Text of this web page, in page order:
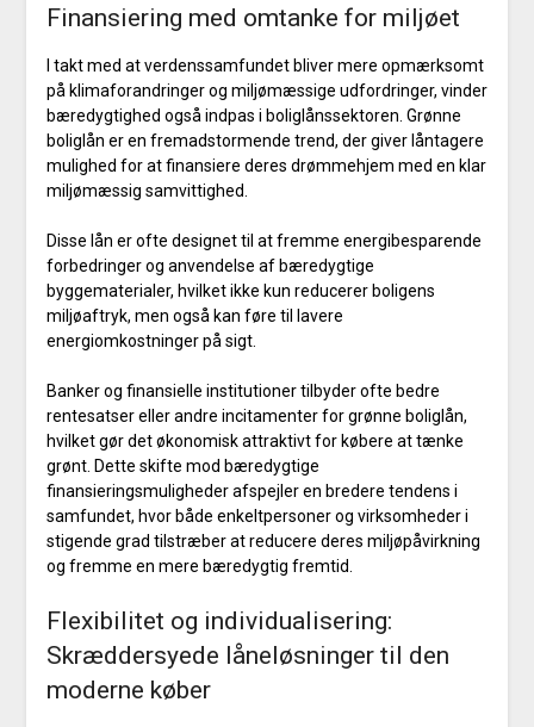
Finansiering med omtanke for miljøet
I takt med at verdenssamfundet bliver mere opmærksomt
på klimaforandringer og miljømæssige udfordringer, vinder
bæredygtighed også indpas i boliglånssektoren. Grønne
boliglån er en fremadstormende trend, der giver låntagere
mulighed for at finansiere deres drømmehjem med en klar
miljømæssig samvittighed.
Disse lån er ofte designet til at fremme energibesparende
forbedringer og anvendelse af bæredygtige
byggematerialer, hvilket ikke kun reducerer boligens
miljøaftryk, men også kan føre til lavere
energiomkostninger på sigt.
Banker og finansielle institutioner tilbyder ofte bedre
rentesatser eller andre incitamenter for grønne boliglån,
hvilket gør det økonomisk attraktivt for købere at tænke
grønt. Dette skifte mod bæredygtige
finansieringsmuligheder afspejler en bredere tendens i
samfundet, hvor både enkeltpersoner og virksomheder i
stigende grad tilstræber at reducere deres miljøpåvirkning
og fremme en mere bæredygtig fremtid.
Flexibilitet og individualisering:
Skræddersyede låneløsninger til den
moderne køber